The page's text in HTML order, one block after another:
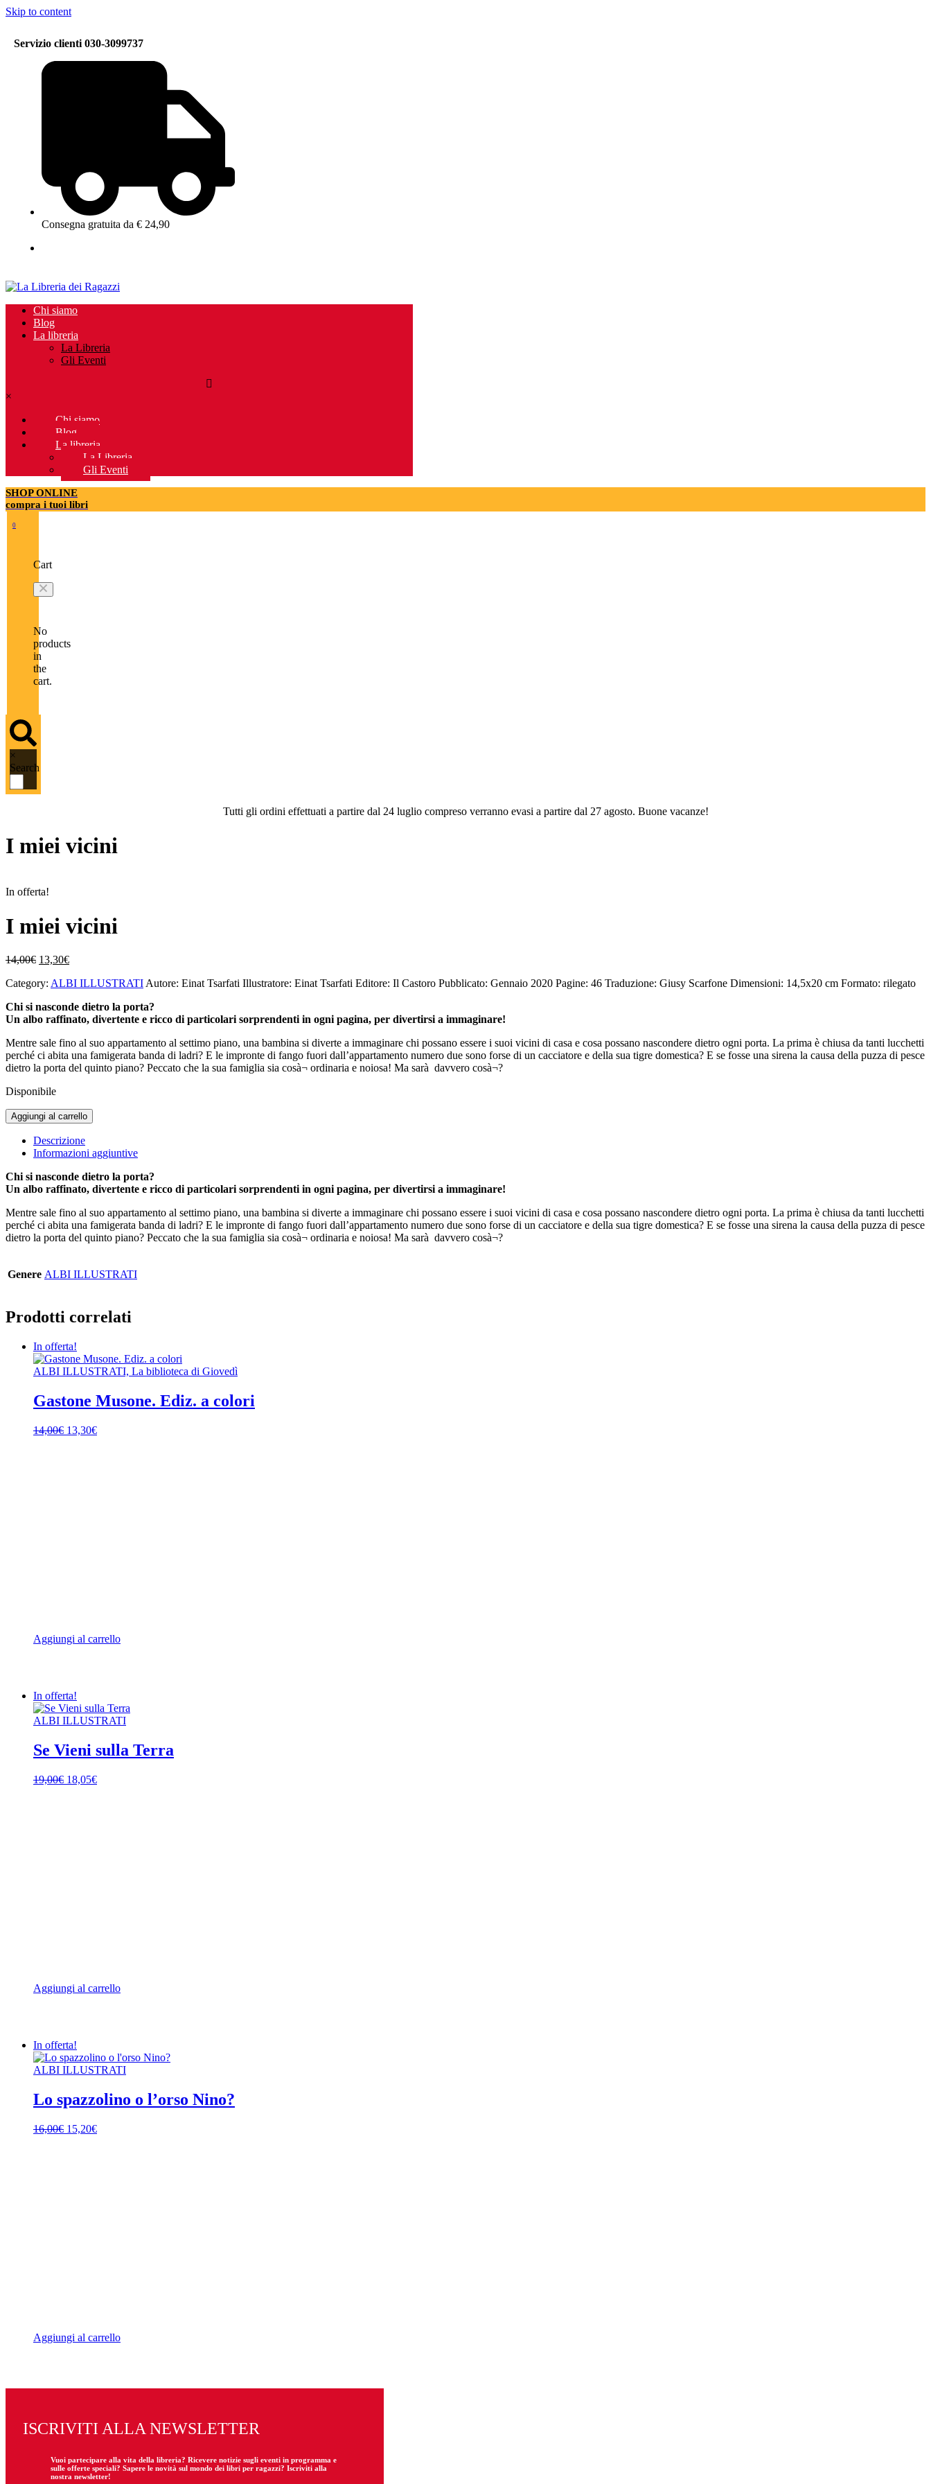
Skip to content
Servizio clienti 030-3099737
Consegna gratuita da € 24,90
Chi siamo
Blog
La libreria
La Libreria
Gli Eventi
×
Chi siamo
Blog
La libreria
La Libreria
Gli Eventi
SHOP ONLINE
compra i tuoi libri
0
Cart
No
products
in
the
cart.
×
Search
Tutti gli ordini effettuati a partire dal 24 luglio compreso verranno evasi a partire dal 27 agosto. Buone vacanze!
I miei vicini
In offerta!
I miei vicini
14,00€ Il
originale
14,00€.
13,30€Il
attuale
13,30€.
Category: ALBI ILLUSTRATI Autore: Einat Tsarfati Illustratore: Einat Tsarfati Editore: Il Castoro Pubblicato: Gennaio 2020 Pagine: 46 Traduzione: Giusy Scarfone Dimensioni: 14,5x20 cm Formato: rilegato
Chi si nasconde dietro la porta?
Un albo raffinato, divertente e ricco di particolari sorprendenti in ogni pagina, per divertirsi a immaginare!
Mentre sale fino al suo appartamento al settimo piano, una bambina si diverte a immaginare chi possano essere i suoi vicini di casa e cosa possano nascondere dietro ogni porta. La prima è chiusa da tanti lucchetti
perché ci abita una famigerata banda di ladri? E le impronte di fango fuori dall’appartamento numero due sono forse di un cacciatore e della sua tigre domestica? E se fosse una sirena la causa della puzza di pesce
dietro la porta del quinto piano? Peccato che la sua famiglia sia cosà¬ ordinaria e noiosa! Ma sarà davvero cosà¬?
Disponibile
I
miei
vicini
quantità
Aggiungi al carrello
Descrizione
Informazioni aggiuntive
Chi si nasconde dietro la porta?
Un albo raffinato, divertente e ricco di particolari sorprendenti in ogni pagina, per divertirsi a immaginare!
Mentre sale fino al suo appartamento al settimo piano, una bambina si diverte a immaginare chi possano essere i suoi vicini di casa e cosa possano nascondere dietro ogni porta. La prima è chiusa da tanti lucchetti
perché ci abita una famigerata banda di ladri? E le impronte di fango fuori dall’appartamento numero due sono forse di un cacciatore e della sua tigre domestica? E se fosse una sirena la causa della puzza di pesce
dietro la porta del quinto piano? Peccato che la sua famiglia sia cosà¬ ordinaria e noiosa! Ma sarà davvero cosà¬?
Genere ALBI ILLUSTRATI
Prodotti correlati
In offerta!
ALBI ILLUSTRATI, La biblioteca di Giovedì
Gastone Musone. Ediz. a colori
14,00€ Il13,30€Il
Aggiungi al carrello
In offerta!
ALBI ILLUSTRATI
Se Vieni sulla Terra
19,00€ Il18,05€Il
Aggiungi al carrello
In offerta!
ALBI ILLUSTRATI
Lo spazzolino o l’orso Nino?
16,00€ Il15,20€Il
Aggiungi al carrello
ISCRIVITI ALLA NEWSLETTER
Vuoi partecipare alla vita della libreria? Ricevere notizie sugli eventi in programma e
sulle offerte speciali? Sapere le novità sul mondo dei libri per ragazzi? Iscriviti alla
nostra newsletter!